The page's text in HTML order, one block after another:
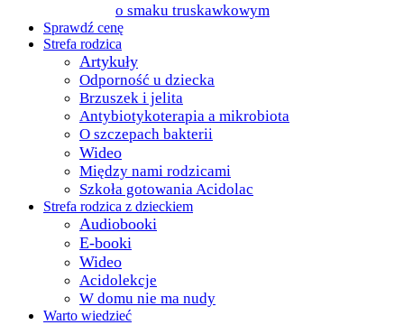
o smaku truskawkowym
Sprawdź cenę
Strefa rodzica
Artykuły
Odporność u dziecka
Brzuszek i jelita
Antybiotykoterapia a mikrobiota
O szczepach bakterii
Wideo
Między nami rodzicami
Szkoła gotowania Acidolac
Strefa rodzica z dzieckiem
Audiobooki
E-booki
Wideo
Acidolekcje
W domu nie ma nudy
Warto wiedzieć